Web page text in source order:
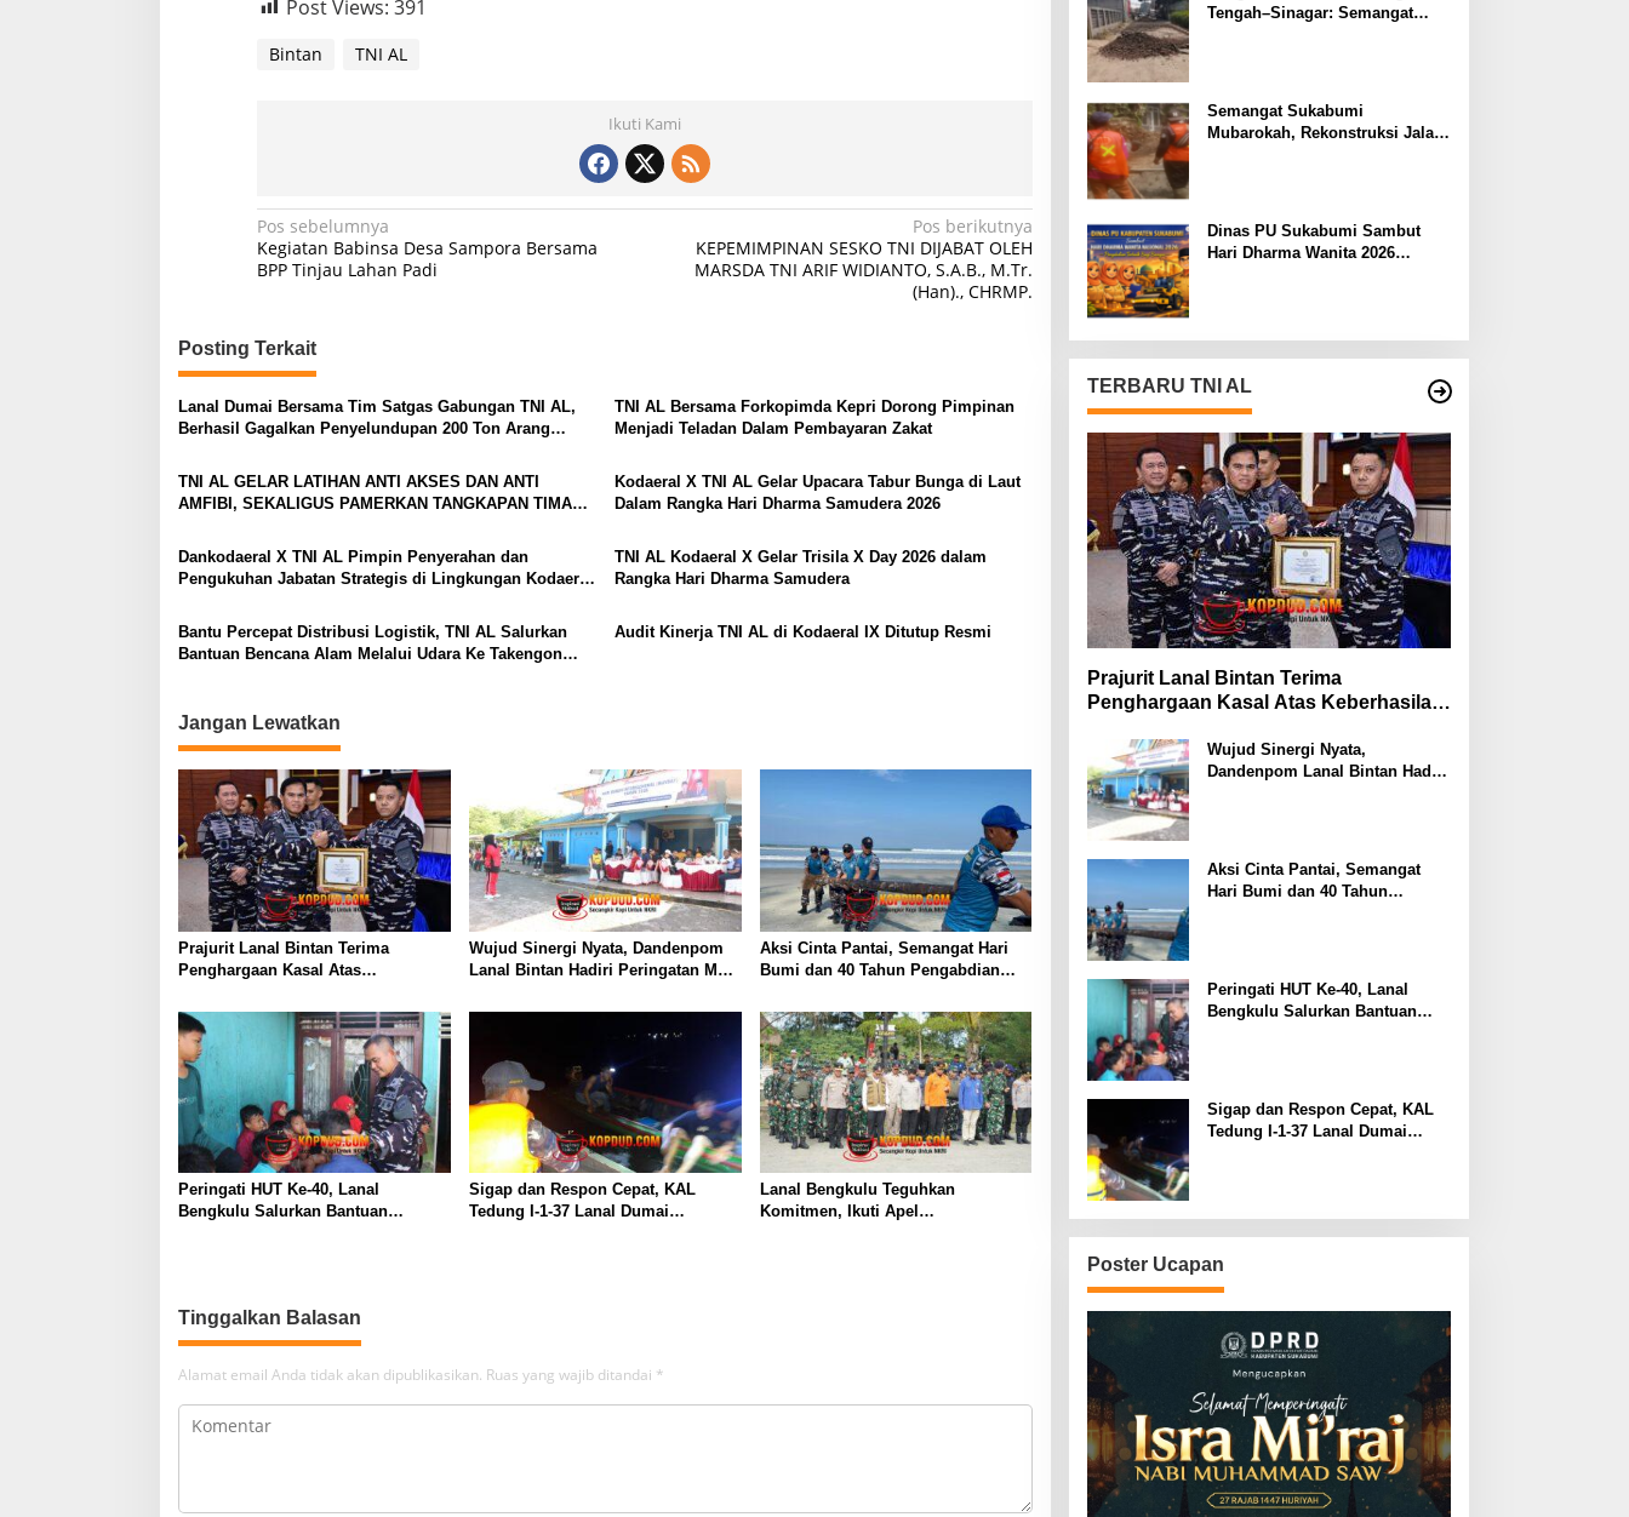
r
Post Views: 391
Bintan TNI AL
Ikuti Kami
N
a
i
g
a
s
i
p
s
Pos sebelumnya
Kegiatan Babinsa Desa Sampora Bersama
BPP Tinjau Lahan Padi
Pos berikutnya
KEPEMIMPINAN SESKO TNI DIJABAT OLEH
MARSDA TNI ARIF WIDIANTO, S.A.B., M.Tr.
(Han)., CHRMP.
Posting Terkait
Lanal Dumai Bersama Tim Satgas Gabungan TNI AL,
Berhasil Gagalkan Penyelundupan 200 Ton Arang
TNI AL Bersama Forkopimda Kepri Dorong Pimpinan
Menjadi Teladan Dalam Pembayaran Zakat
TNI AL GELAR LATIHAN ANTI AKSES DAN ANTI
AMFIBI, SEKALIGUS PAMERKAN TANGKAPAN TIMAH
MILYAR
Kodaeral X TNI AL Gelar Upacara Tabur Bunga di Laut
Dalam Rangka Hari Dharma Samudera 2026
Dankodaeral X TNI AL Pimpin Penyerahan dan
Pengukuhan Jabatan Strategis di Lingkungan Kodaeral
TNI AL Kodaeral X Gelar Trisila X Day 2026 dalam
Rangka Hari Dharma Samudera
Bantu Percepat Distribusi Logistik, TNI AL Salurkan
Bantuan Bencana Alam Melalui Udara Ke Takengon
Audit Kinerja TNI AL di Kodaeral IX Ditutup Resmi
Jangan Lewatkan
Prajurit Lanal Bintan Terima
Penghargaan Kasal Atas
Penyelundupan Narkotika
Wujud Sinergi Nyata, Dandenpom
Lanal Bintan Hadiri Peringatan May
Aksi Cinta Pantai, Semangat Hari
Bumi dan 40 Tahun Pengabdian
Peringati HUT Ke-40, Lanal
Bengkulu Salurkan Bantuan
Sigap dan Respon Cepat, KAL
Tedung I-1-37 Lanal Dumai
Lanal Bengkulu Teguhkan
Komitmen, Ikuti Apel
Tinggalkan Balasan
Alamat email Anda tidak akan dipublikasikan. Ruas yang wajib ditandai *
Tengah–Sinagar: Semangat
Semangat Sukabumi
Mubarokah, Rekonstruksi Jalan
Dinas PU Sukabumi Sambut
Hari Dharma Wanita 2026
TERBARU TNI AL
Prajurit Lanal Bintan Terima
Penghargaan Kasal Atas Keberhasilan
Wujud Sinergi Nyata,
Dandenpom Lanal Bintan Hadiri
Aksi Cinta Pantai, Semangat
Hari Bumi dan 40 Tahun
Peringati HUT Ke-40, Lanal
Bengkulu Salurkan Bantuan
Sigap dan Respon Cepat, KAL
Tedung I-1-37 Lanal Dumai
Poster Ucapan